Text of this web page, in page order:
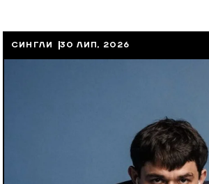
СИНГЛИ 30 ЛИП, 2026